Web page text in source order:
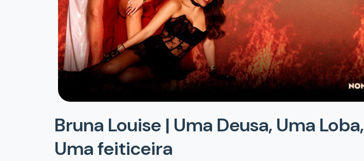
Bruna Louise | Uma Deusa, Uma Loba,
Uma feiticeira